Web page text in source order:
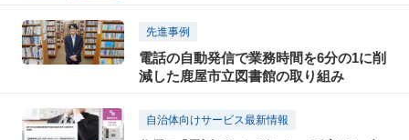
先進事例
電話の自動発信で業務時間を6分の1に削
減した鹿屋市立図書館の取り組み
自治体向けサービス最新情報